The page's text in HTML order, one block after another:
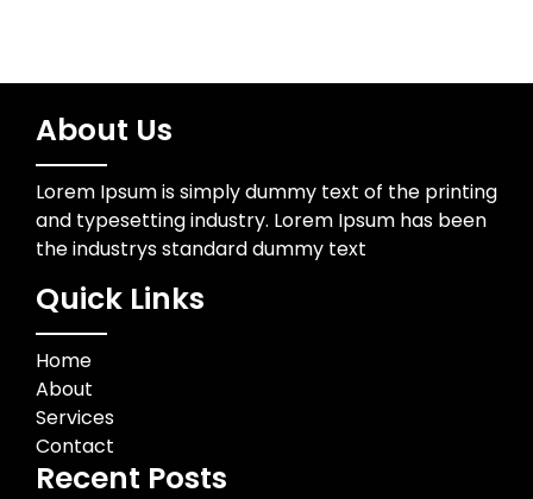
About Us
Lorem Ipsum is simply dummy text of the printing
and typesetting industry. Lorem Ipsum has been
the industrys standard dummy text
Quick Links
Home
About
Services
Contact
Recent Posts